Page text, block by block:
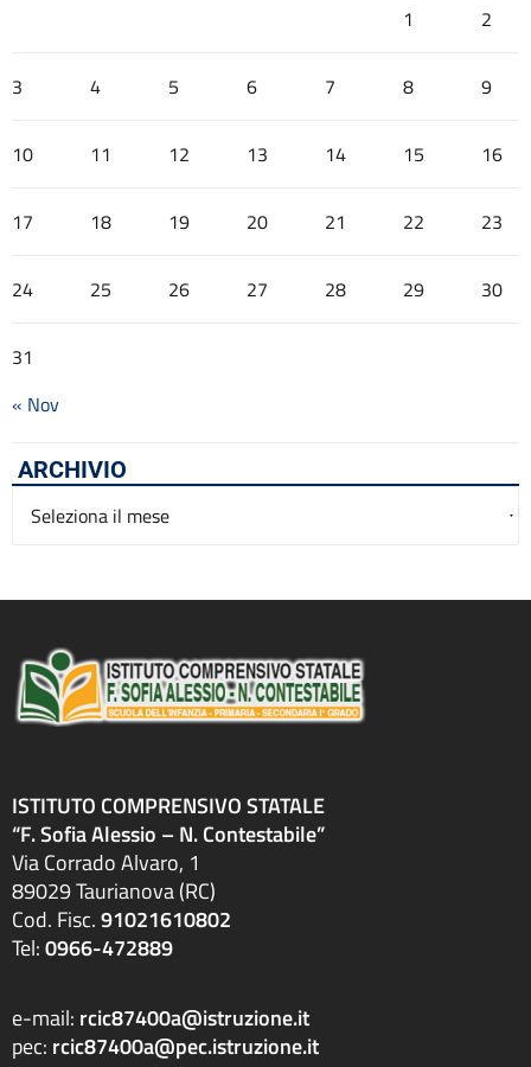
1 2
3 4 5 6 7 8 9
10 11 12 13 14 15 16
17 18 19 20 21 22 23
24 25 26 27 28 29 30
31
« Nov
ARCHIVIO
Archivio
ISTITUTO COMPRENSIVO STATALE
“F. Sofia Alessio – N. Contestabile”
Via Corrado Alvaro, 1
89029 Taurianova (RC)
Cod. Fisc.91021610802
Tel:0966-472889
e-mail: rcic87400a@istruzione.it
pec: rcic87400a@pec.istruzione.it